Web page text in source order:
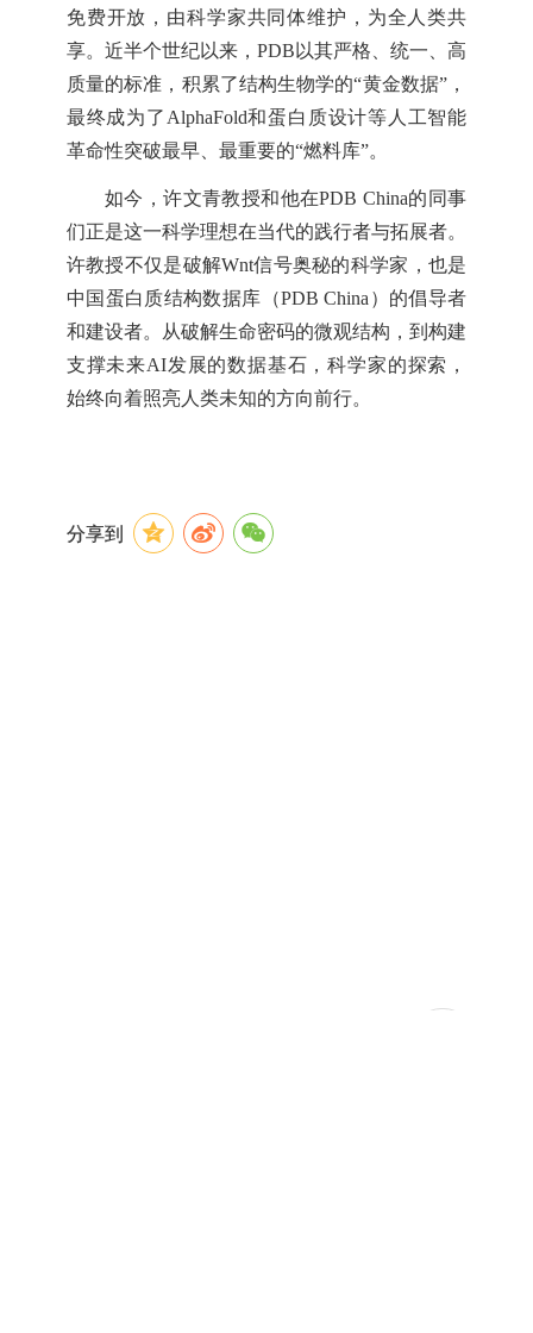
免费开放，由科学家共同体维护，为全人类共
享。近半个世纪以来，PDB以其严格、统一、高
质量的标准，积累了结构生物学的“黄金数据”，
最终成为了AlphaFold和蛋白质设计等人工智能
革命性突破最早、最重要的“燃料库”。
如今，许文青教授和他在PDB China的同事
们正是这一科学理想在当代的践行者与拓展者。
许教授不仅是破解Wnt信号奥秘的科学家，也是
中国蛋白质结构数据库（PDB China）的倡导者
和建设者。从破解生命密码的微观结构，到构建
支撑未来AI发展的数据基石，科学家的探索，
始终向着照亮人类未知的方向前行。
分享到